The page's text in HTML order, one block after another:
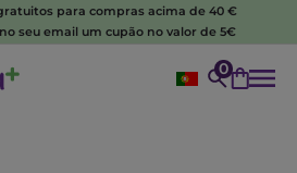
para compras acima de 40 €
seu email um cupão no valor de 5€
0